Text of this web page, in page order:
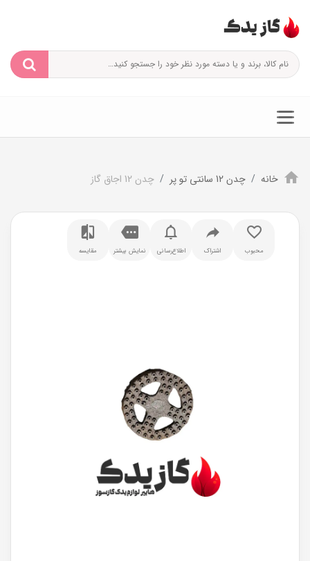
خانه چدن 12 سانتی تو پر چدن 12 اجاق گاز
محبوب اشتراک اطلاع‌رسانی نمایش بیشتر مقایسه